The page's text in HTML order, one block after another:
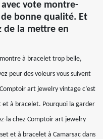
vote montre-
bonne qualité. Et
de la mettre en
à bracelet trop belle,
peur des voleurs vous suivent
art jewelry vintage c’est
et à bracelet. Pourquoi la garder
la chez Comptoir art jewelry
et à bracelet à Camarsac dans